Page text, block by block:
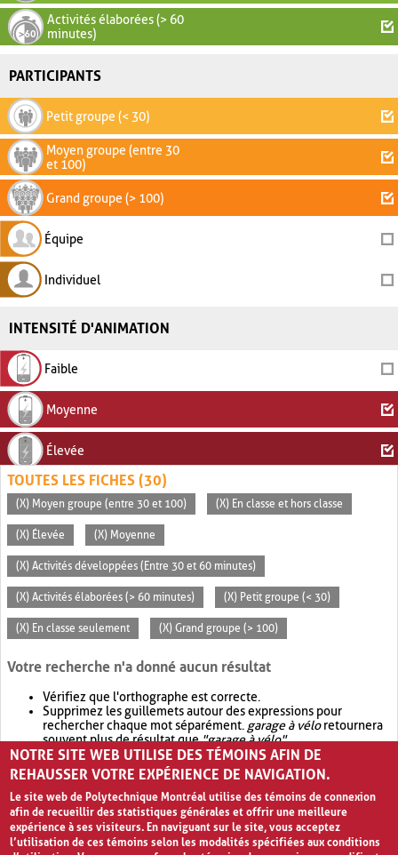
Activités élaborées (> 60
minutes)
PARTICIPANTS
Petit groupe (< 30)
Moyen groupe (entre 30
et 100)
Grand groupe (> 100)
Équipe
Individuel
INTENSITÉ D'ANIMATION
Faible
Moyenne
Élevée
TOUTES LES FICHES (30)
(X) Moyen groupe (entre 30 et 100) (X) En classe et hors classe
(X) Élevée (X) Moyenne
(X) Activités développées (Entre 30 et 60 minutes)
(X) Activités élaborées (> 60 minutes) (X) Petit groupe (< 30)
(X) En classe seulement (X) Grand groupe (> 100)
Votre recherche n'a donné aucun résultat
Vérifiez que l'orthographe est correcte.
Supprimez les guillemets autour des expressions pour
rechercher chaque mot séparément. garage à véloretournera
souvent plus de résultat que"garage à vélo".
Envisagez d'élargir votre recherche avec OR.garage OR vélo
retournera souvent plus de résultat quegarage à vélo
NOTRE SITE WEB UTILISE DES TÉMOINS AFIN DE
REHAUSSER VOTRE EXPÉRIENCE DE NAVIGATION.
Le site web de Polytechnique Montréal utilise des témoins de connexion
afin de recueillir des statistiques générales et offrir une meilleure
expérience à ses visiteurs. En naviguant sur le site, vous acceptez
l’utilisation de ces témoins selon les modalités spécifiées aux conditions